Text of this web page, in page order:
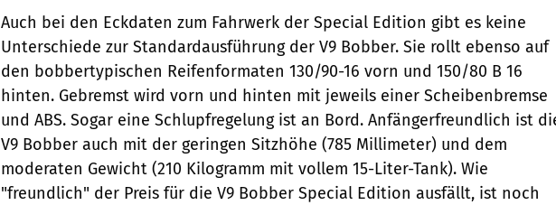
Auch bei den Eckdaten zum Fahrwerk der Special Edition gibt es keine
Unterschiede zur Standardausführung der V9 Bobber. Sie rollt ebenso auf
den bobbertypischen Reifenformaten 130/90-16 vorn und 150/80 B 16
hinten. Gebremst wird vorn und hinten mit jeweils einer Scheibenbremse
und ABS. Sogar eine Schlupfregelung ist an Bord. Anfängerfreundlich ist
V9 Bobber auch mit der geringen Sitzhöhe (785 Millimeter) und dem
moderaten Gewicht (210 Kilogramm mit vollem 15-Liter-Tank). Wie
"freundlich" der Preis für die V9 Bobber Special Edition ausfällt, ist noch